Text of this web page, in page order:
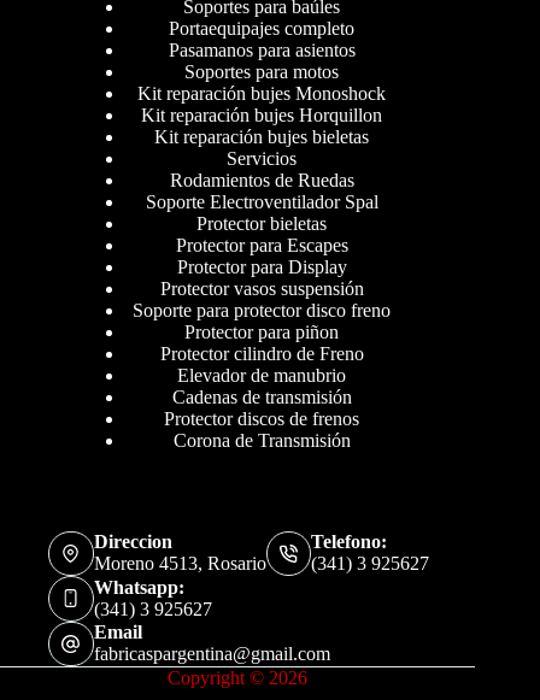
Soportes para baúles
Portaequipajes completo
Pasamanos para asientos
Soportes para motos
Kit reparación bujes Monoshock
Kit reparación bujes Horquillon
Kit reparación bujes bieletas
Servicios
Rodamientos de Ruedas
Soporte Electroventilador Spal
Protector bieletas
Protector para Escapes
Protector para Display
Protector vasos suspensión
Soporte para protector disco freno
Protector para piñon
Protector cilindro de Freno
Elevador de manubrio
Cadenas de transmisión
Protector discos de frenos
Corona de Transmisión
Direccion
Moreno 4513, Rosario
Telefono:
(341) 3 925627
Whatsapp:
(341) 3 925627
Email
fabricaspargentina@gmail.com
Copyright © 2026